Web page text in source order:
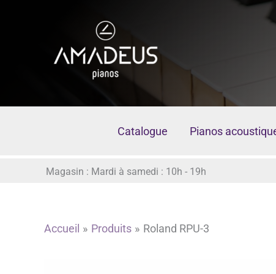
Catalogue Pianos
Magasin : Mardi à samedi : 10h - 19h
Accueil Produits Roland RPU-3